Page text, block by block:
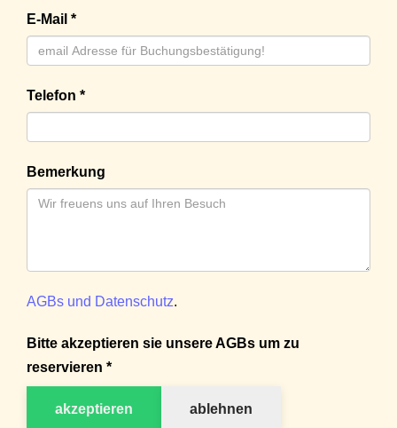
E-Mail *
Telefon *
Bemerkung
AGBs und Datenschutz.
Bitte akzeptieren sie unsere AGBs um zu
reservieren *
akzeptieren ablehnen